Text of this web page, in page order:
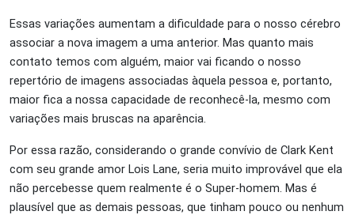
Essas variações aumentam a dificuldade para o nosso cérebro
associar a nova imagem a uma anterior. Mas quanto mais
contato temos com alguém, maior vai ficando o nosso
repertório de imagens associadas àquela pessoa e, portanto,
maior fica a nossa capacidade de reconhecê-la, mesmo com
variações mais bruscas na aparência.
Por essa razão, considerando o grande convívio de Clark Kent
com seu grande amor Lois Lane, seria muito improvável que ela
não percebesse quem realmente é o Super-homem. Mas é
plausível que as demais pessoas, que tinham pouco ou nenhum